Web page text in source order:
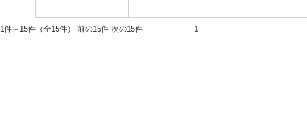
1件～15件（全15件） 前の15件 次の15件 1